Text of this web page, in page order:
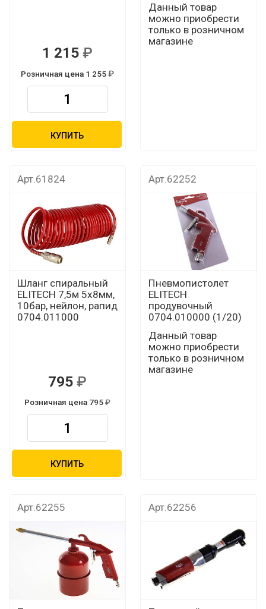
1 215
Розничная цена 1 255
КУПИТЬ
Данный товар
можно приобрести
только в розничном
магазине
Арт.61824
Шланг спиральный
ELITECH 7,5м 5х8мм,
10бар, нейлон, рапид
0704.011000
795
Розничная цена 795
КУПИТЬ
Арт.62252
Пневмопистолет
ELITECH
продувочный
0704.010000 (1/20)
Данный товар
можно приобрести
только в розничном
магазине
Арт.62255 Арт.62256